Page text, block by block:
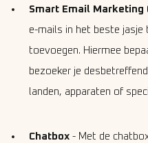
Smart Email Marketing
e-mails in het beste jasje
toevoegen. Hiermee
bezoeker je
landen, apparaten of
Chatbox - Met de